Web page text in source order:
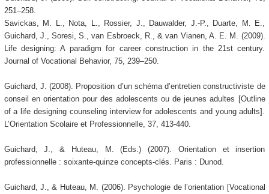
251–258.
Savickas, M. L., Nota, L., Rossier, J., Dauwalder, J.-P., Duarte, M. E.,
Guichard, J., Soresi, S., van Esbroeck, R., & van Vianen, A. E. M. (2009).
Life designing: A paradigm for career construction in the 21st century.
Journal of Vocational Behavior, 75, 239–250.
Guichard, J. (2008). Proposition d’un schéma d’entretien constructiviste de
conseil en orientation pour des adolescents ou de jeunes adultes [Outline
of a life designing counseling interview for adolescents and young adults].
L’Orientation Scolaire et Professionnelle, 37, 413-440.
Guichard, J., & Huteau, M. (Eds.) (2007). Orientation et insertion
professionnelle : soixante-quinze concepts-clés. Paris : Dunod.
Guichard, J., & Huteau, M. (2006). Psychologie de l’orientation [Vocational